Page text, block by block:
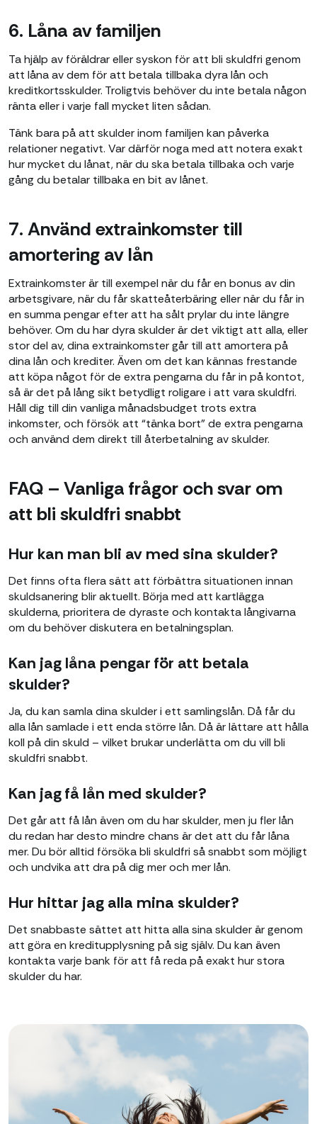
6. Låna av familjen
Ta hjälp av föräldrar eller syskon för att bli skuldfri genom
att låna av dem för att betala tillbaka dyra lån och
kreditkortsskulder. Troligtvis behöver du inte betala någon
ränta eller i varje fall mycket liten sådan.
Tänk bara på att skulder inom familjen kan påverka
relationer negativt. Var därför noga med att notera exakt
hur mycket du lånat, när du ska betala tillbaka och varje
gång du betalar tillbaka en bit av lånet.
7. Använd extrainkomster till
amortering av lån
Extrainkomster är till exempel när du får en bonus av din
arbetsgivare, när du får skatteåterbäring eller när du får in
en summa pengar efter att ha sålt prylar du inte längre
behöver. Om du har dyra skulder är det viktigt att alla, eller
stor del av, dina extrainkomster går till att amortera på
dina lån och krediter. Även om det kan kännas frestande
att köpa något för de extra pengarna du får in på kontot,
så är det på lång sikt betydligt roligare i att vara skuldfri.
Håll dig till din vanliga månadsbudget trots extra
inkomster, och försök att “tänka bort” de extra pengarna
och använd dem direkt till återbetalning av skulder.
FAQ – Vanliga frågor och svar om
att bli skuldfri snabbt
Hur kan man bli av med sina skulder?
Det finns ofta flera sätt att förbättra situationen innan
skuldsanering blir aktuellt. Börja med att kartlägga
skulderna, prioritera de dyraste och kontakta långivarna
om du behöver diskutera en betalningsplan.
Kan jag låna pengar för att betala
skulder?
Ja, du kan samla dina skulder i ett samlingslån. Då får du
alla lån samlade i ett enda större lån. Då är lättare att hålla
koll på din skuld – vilket brukar underlätta om du vill bli
skuldfri snabbt.
Kan jag få lån med skulder?
Det går att få lån även om du har skulder, men ju fler lån
du redan har desto mindre chans är det att du får låna
mer. Du bör alltid försöka bli skuldfri så snabbt som möjligt
och undvika att dra på dig mer och mer lån.
Hur hittar jag alla mina skulder?
Det snabbaste sättet att hitta alla sina skulder är genom
att göra en kreditupplysning på sig själv. Du kan även
kontakta varje bank för att få reda på exakt hur stora
skulder du har.